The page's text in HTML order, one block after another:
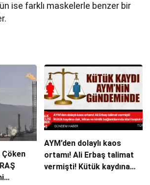
ise farklı maskelerle benzer bir
Çöken
AYM’den dolaylı kaos
ortamı! Ali Erbaş talimat
vermişti! Kütük kaydına